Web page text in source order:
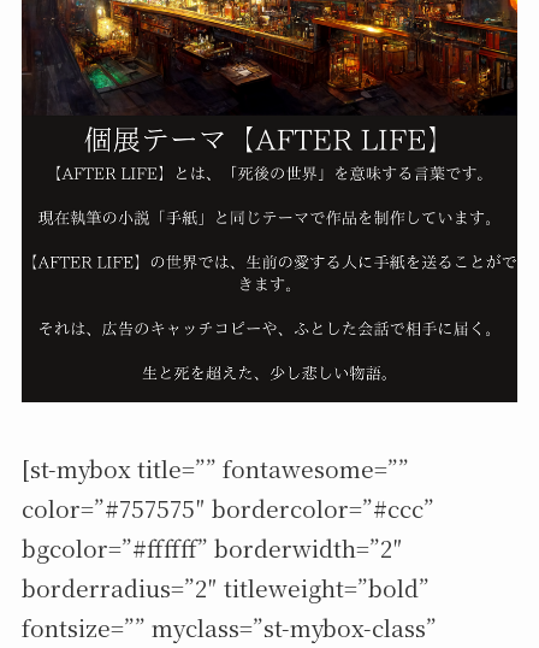
[st-mybox title=”” fontawesome=””
color=”#757575″ bordercolor=”#ccc”
bgcolor=”#ffffff” borderwidth=”2″
borderradius=”2″ titleweight=”bold”
fontsize=”” myclass=”st-mybox-class”